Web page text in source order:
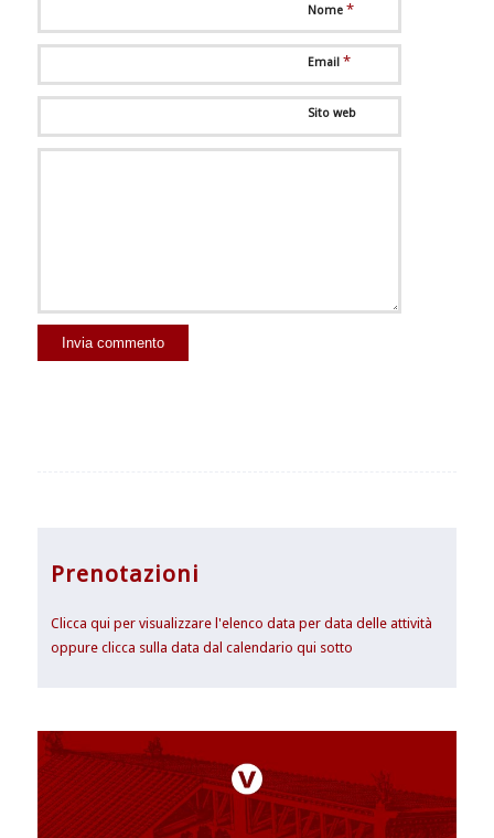
Nome *
Email *
Sito web
Prenotazioni
Clicca qui per visualizzare l'elenco data per data delle attività
oppure clicca sulla data dal calendario qui sotto